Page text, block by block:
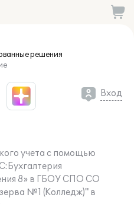
решения
Вход
учета с помощью
8» в ГБОУ СПО СО
№1 (Колледж)" в